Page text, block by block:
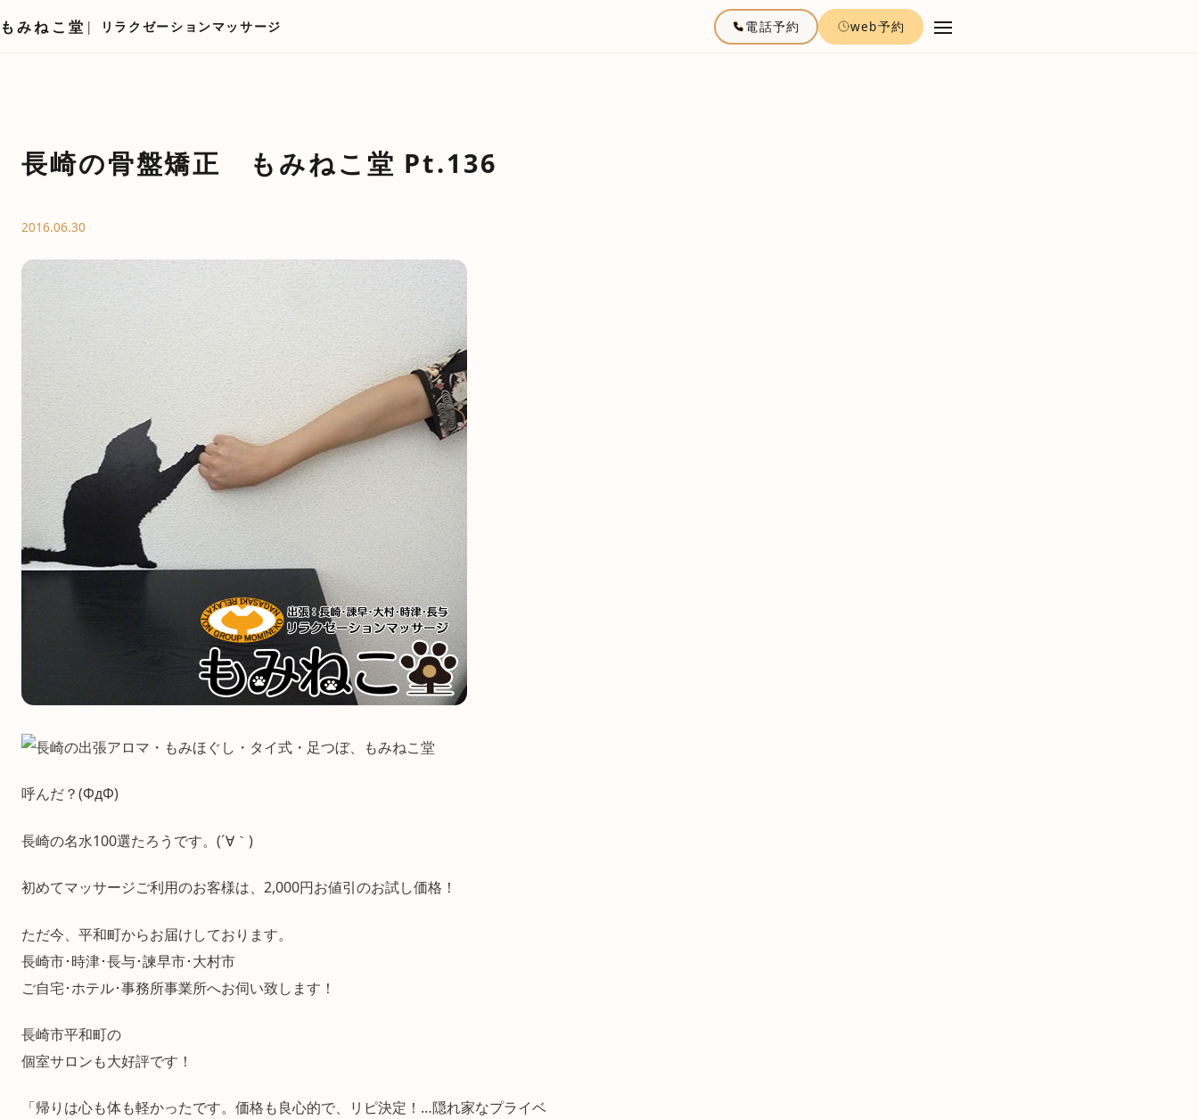
もみねこ堂 リラクゼーションマッサージ 電話予約 web予約
長崎の骨盤矯正 もみねこ堂 Pt.136
2016.06.30
呼んだ？(ΦдΦ)
長崎の名水100選たろうです。(´∀｀)
初めてマッサージご利用のお客様は、2,000円お値引のお試し価格！
ただ今、平和町からお届けしております。
長崎市･時津･長与･諫早市･大村市
ご自宅･ホテル･事務所事業所へお伺い致します！
長崎市平和町の
個室サロンも大好評です！
「帰りは心も体も軽かったです。価格も良心的で、リピ決定！…隠れ家なプライベ